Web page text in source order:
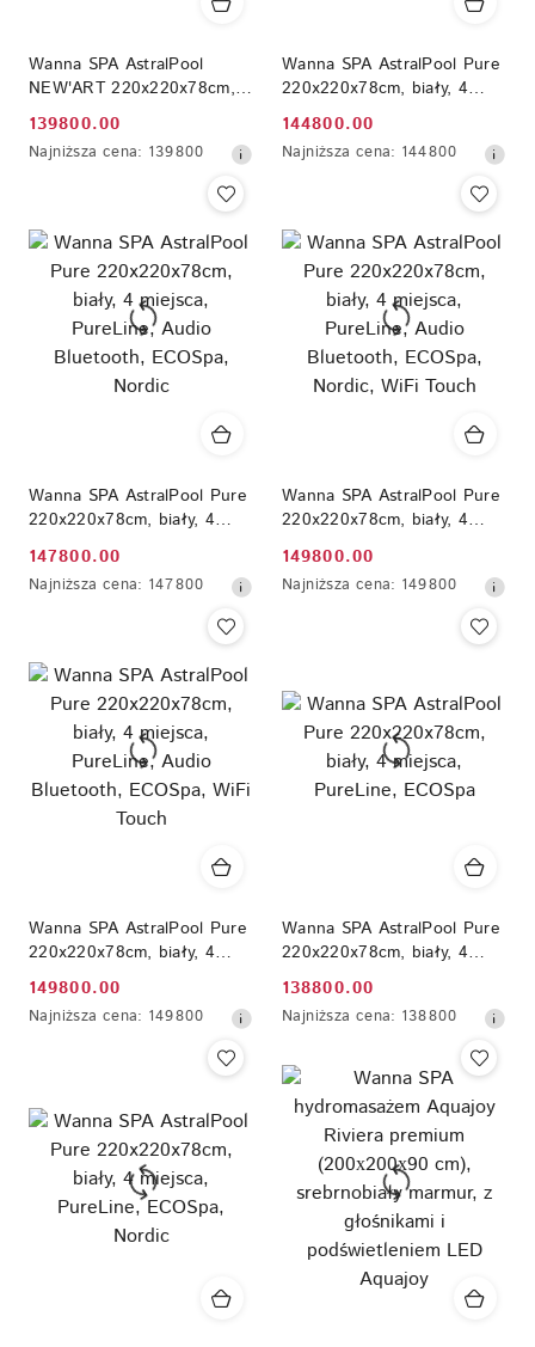
Wanna SPA AstralPool
NEW'ART 220x220x78cm,
biały, 5 miejsc, PureLine,
ECOSpa, Nordic
Cena
promocyjna:
139800.00
Najniższa
dni
przed
obniżką
Najniższa cena: 139800
Wanna SPA AstralPool Pure
220x220x78cm, biały, 4
miejsca, PureLine, Audio
Bluetooth, ECOSpa
Cena
promocyjna:
144800.00
Najniższa
dni
przed
obniżką
Najniższa cena: 144800
Wanna SPA AstralPool Pure
220x220x78cm, biały, 4
miejsca, PureLine, Audio
Bluetooth, ECOSpa, Nordic
Cena
promocyjna:
147800.00
Najniższa
dni
obniżką
Najniższa cena: 147800
Wanna SPA AstralPool Pure
220x220x78cm, biały, 4
miejsca, PureLine, Audio
Bluetooth, ECOSpa, Nordic,
WiFi Touch
Cena
promocyjna:
149800.00
Najniższa
przed
obniżką
Najniższa cena: 149800
Wanna SPA AstralPool Pure
220x220x78cm, biały, 4
miejsca, PureLine, Audio
Bluetooth, ECOSpa, WiFi
Touch
Cena
promocyjna:
149800.00
Najniższa
przed
obniżką
Najniższa cena: 149800
Wanna SPA AstralPool Pure
220x220x78cm, biały, 4
miejsca, PureLine, ECOSpa
Cena
promocyjna:
138800.00
Najniższa
30
dni
przed
obniżką
Najniższa cena: 138800